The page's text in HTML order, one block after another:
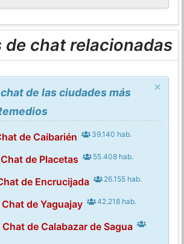
chat relacionadas
×
de las ciudades más
de Caibarién 39.140 hab.
Chat de Placetas 55.408 hab.
de Encrucijada 26.155 hab.
Chat de Yaguajay 42.218 hab.
Chat de Calabazar de Sagua